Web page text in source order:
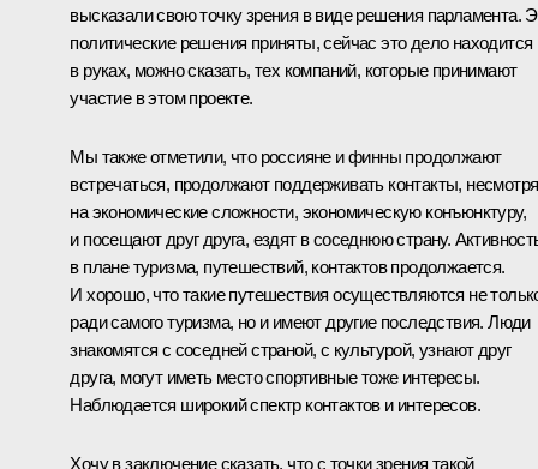
высказали свою точку зрения в виде решения парламента.
политические решения приняты, сейчас это дело находится
в руках, можно сказать, тех компаний, которые принимают
участие в этом проекте.
Мы также отметили, что россияне и финны продолжают
встречаться, продолжают поддерживать контакты, несмотря
на экономические сложности, экономическую конъюнктуру,
и посещают друг друга, ездят в соседнюю страну.
в плане туризма, путешествий, контактов продолжается.
И хорошо, что такие путешествия осуществляются не
ради самого туризма, но и имеют другие последствия. Люди
знакомятся с соседней страной, с культурой, узнают друг
друга, могут иметь место спортивные тоже интересы.
Наблюдается широкий спектр контактов и интересов.
Хочу в заключение сказать, что с точки зрения такой